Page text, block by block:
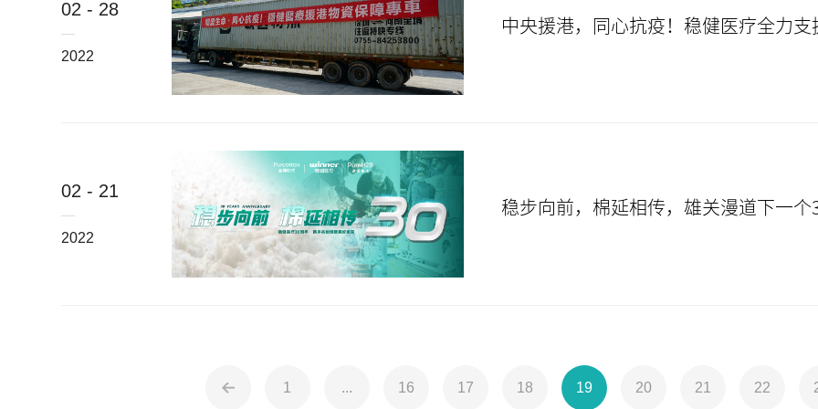
中央援港，同心抗疫！稳健医疗全力支
02 - 28
2022
稳步向前，棉延相传，雄关漫道下一个
02 - 21
2022
1 ... 16 17 18 19 20 21 22